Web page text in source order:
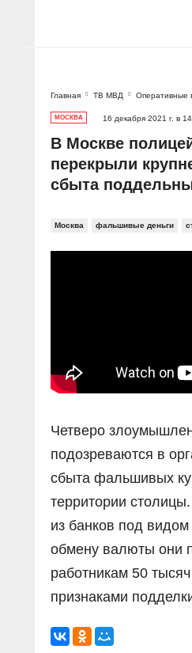
Главная ТВ МВД Оперативные
МОСКВА 16 декабря 2021 г. в
В Москве
перекрыли
сбыта
Москва фальшивые деньги
Четверо
подозреваются в
сбыта фальшивых
территории
из банков под
обмену валюты они
работникам 50
признаками